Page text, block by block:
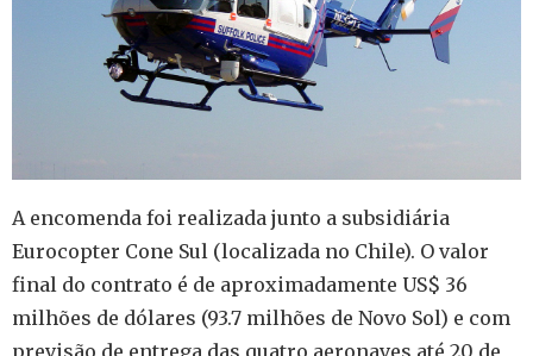
A encomenda foi realizada junto a subsidiária
Eurocopter Cone Sul (localizada no Chile). O valor
final do contrato é de aproximadamente US$ 36
milhões de dólares (93.7 milhões de Novo Sol) e com
previsão de entrega das quatro aeronaves até 20 de